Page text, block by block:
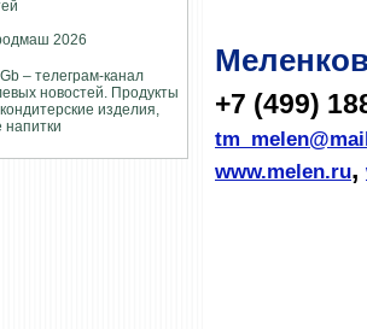
+7 (499)
www.melen.ru,